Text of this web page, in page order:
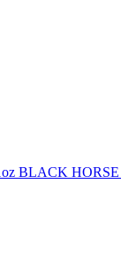
BLACK